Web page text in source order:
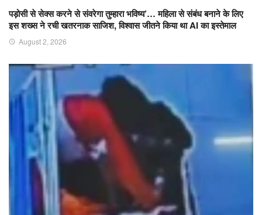
पड़ोसी से सेक्स करने से संवरेगा तुम्हारा भविष्य’… महिला से संबंध बनाने के लिए
इस शख्स ने रची खतरनाक साजिश, विश्वास जीतने किया था AI का इस्तेमाल
August 2, 2026